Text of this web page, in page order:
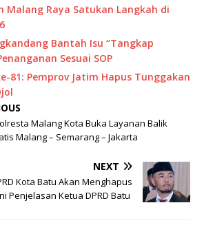
Malang Raya Satukan Langkah di
Bantah Isu “Tangkap
Sesuai SOP
81: Pemprov Jatim Hapus Tunggakan
Malang Kota Buka Layanan Balik
Malang – Semarang – Jakarta
NEXT
Kota Batu Akan Menghapus
Penjelasan Ketua DPRD Batu